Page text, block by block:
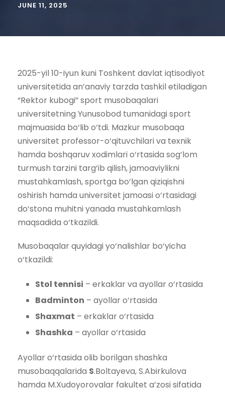
JUNE 11, 2025
2025-yil 10-iyun kuni Toshkent davlat iqtisodiyot
universitetida an’anaviy tarzda tashkil etiladigan
“Rektor kubogi” sport musobaqalari
universitetning Yunusobod tumanidagi sport
majmuasida bo‘lib o‘tdi. Mazkur musobaqa
universitet professor-o‘qituvchilari va texnik
hamda boshqaruv xodimlari o‘rtasida sog‘lom
turmush tarzini targ‘ib qilish, jamoaviylikni
mustahkamlash, sportga bo‘lgan qiziqishni
oshirish hamda universitet jamoasi o‘rtasidagi
do‘stona muhitni yanada mustahkamlash
maqsadida o‘tkazildi.
Musobaqalar quyidagi yo‘nalishlar bo‘yicha
o‘tkazildi:
Stol tennisi – erkaklar va ayollar o‘rtasida
Badminton – ayollar o‘rtasida
Shaxmat – erkaklar o‘rtasida
Shashka – ayollar o‘rtasida
Ayollar o‘rtasida olib borilgan shashka
musobaqqalarida S.Boltayeva, S.Abirkulova
hamda M.Xudoyorovalar fakultet a’zosi sifatida